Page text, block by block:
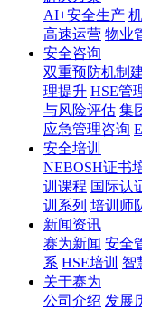
AI+安全生产
高速运营 物业
安全咨询
双重预防机制
理提升 HSE管
与风险评估 集
应急管理咨询
安全培训
NEBOSH证书
训课程 国际认
训系列 培训师
新闻资讯
赛为新闻 安全
系 HSE培训 智
关于赛为
公司介绍 发展